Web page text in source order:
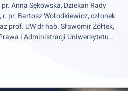
Anna Sękowska, Dziekan Rady
pr. Bartosz Wołodkiewicz, członek
prof. UW dr hab. Sławomir Żółtek,
i Administracji Uniwersytetu
Studium Doktorskiego.